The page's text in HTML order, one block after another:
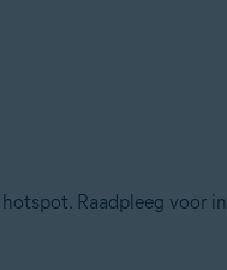
Raadpleeg voor